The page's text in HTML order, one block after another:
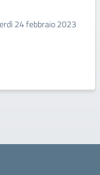
24 febbraio 2023